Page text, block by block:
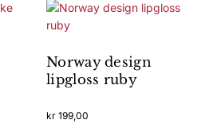
Norway design
lipgloss ruby
kr 199,00